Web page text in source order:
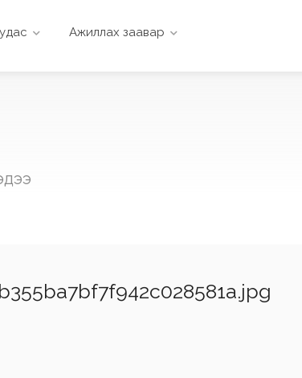
Ажиллах заавар